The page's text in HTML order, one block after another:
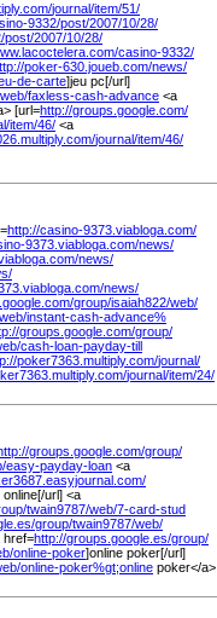
journal/item/51/
9332/post/2007/10/28/
post/2007/10/28/
casino-9332/
poker-630.joueb.com/news/
de-carte]jeu pc[/url]
web/faxless-cash-advance <a
[url=http://groups.google.com/
item/46/ <a
journal/item/46/
http://casino-9373.viabloga.com/
9373.viabloga.com/news/
news/
news/
group/isaiah822/web/
web/instant-cash-advance%
groups.google.com/group/
cash-loan-payday-till
poker7363.multiply.com/journal/
journal/item/24/
groups.google.com/group/
easy-payday-loan <a
url] <a
twain9787/web/7-card-stud
group/twain9787/web/
href=http://groups.google.es/group/
online-poker]online poker[/url]
online-poker%gt;online poker</a>